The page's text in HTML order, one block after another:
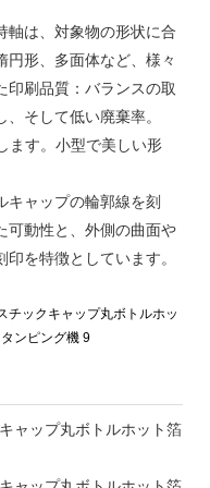
軸は、対象物の形状に合
形、多面体など、様々
印刷品質：バランスの取
そして低い廃棄率。
ます。小型で美しい形
キャップの輪郭線を刻
可動性と、外側の曲面や
を特徴としています。